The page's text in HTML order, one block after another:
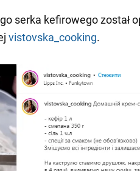
serka kefirowego został
vistovska_cooking.